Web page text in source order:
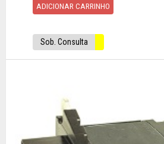
ADICIONAR CARRINHO
Sob. Consulta